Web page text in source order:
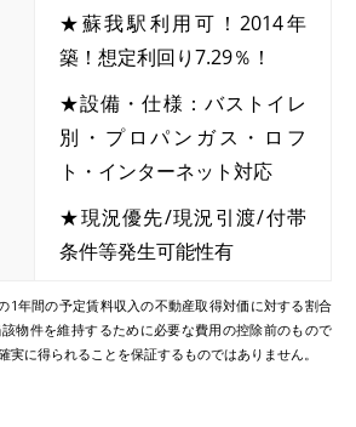
★蘇我駅利用可！2014年
築！想定利回り7.29％！
★設備・仕様：バストイレ
別・プロパンガス・ロフ
ト・インターネット対応
★現況優先/現況引渡/付帯
条件等発生可能性有
1年間の予定賃料収入の不動産取得対価に対する割合
物件を維持するために必要な費用の控除前のもので
実に得られることを保証するものではありません。